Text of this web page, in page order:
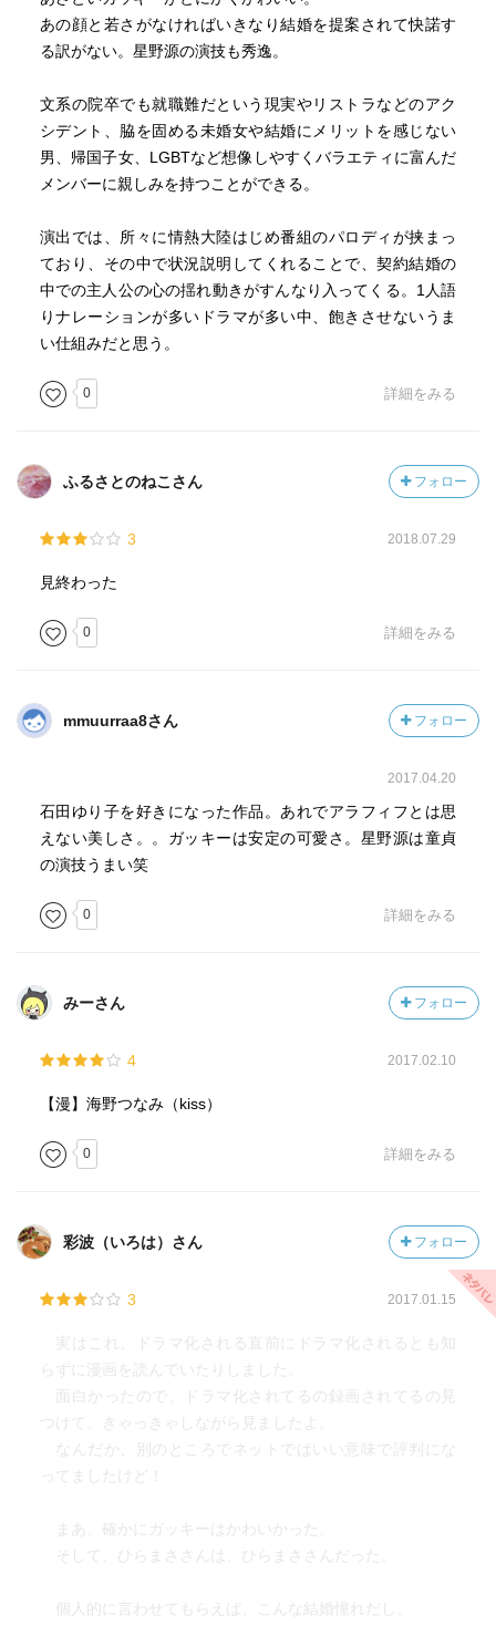
あの顔と若さがなければいきなり結婚を提案されて快諾す
る訳がない。星野源の演技も秀逸。
文系の院卒でも就職難だという現実やリストラなどのアク
シデント、脇を固める未婚女や結婚にメリットを感じない
男、帰国子女、LGBTなど想像しやすくバラエティに富んだ
メンバーに親しみを持つことができる。
演出では、所々に情熱大陸はじめ番組のパロディが挟まっ
ており、その中で状況説明してくれることで、契約結婚の
中での主人公の心の揺れ動きがすんなり入ってくる。1人語
りナレーションが多いドラマが多い中、飽きさせないうま
い仕組みだと思う。
0 詳細をみる
ふるさとのねこさん フォロー
3 2018.07.29
見終わった
0 詳細をみる
mmuurraa8さん フォロー
2017.04.20
石田ゆり子を好きになった作品。あれでアラフィフとは思
えない美しさ。。ガッキーは安定の可愛さ。星野源は童貞
の演技うまい笑
0 詳細をみる
みーさん フォロー
4 2017.02.10
【漫】海野つなみ（kiss）
0 詳細をみる
彩波（いろは）さん フォロー
3 2017.01.15
実はこれ、ドラマ化される直前にドラマ化されるとも知
らずに漫画を読んでいたりしました。
面白かったので、ドラマ化されてるの録画されてるの見
つけて、きゃっきゃしながら見ましたよ。
なんだか、別のところでネットではいい意味で評判にな
ってましたけど！
まあ、確かにガッキーはかわいかった。
そして、ひらまささんは、ひらまささんだった。
個人的に言わせてもらえば、こんな結婚憧れだし。